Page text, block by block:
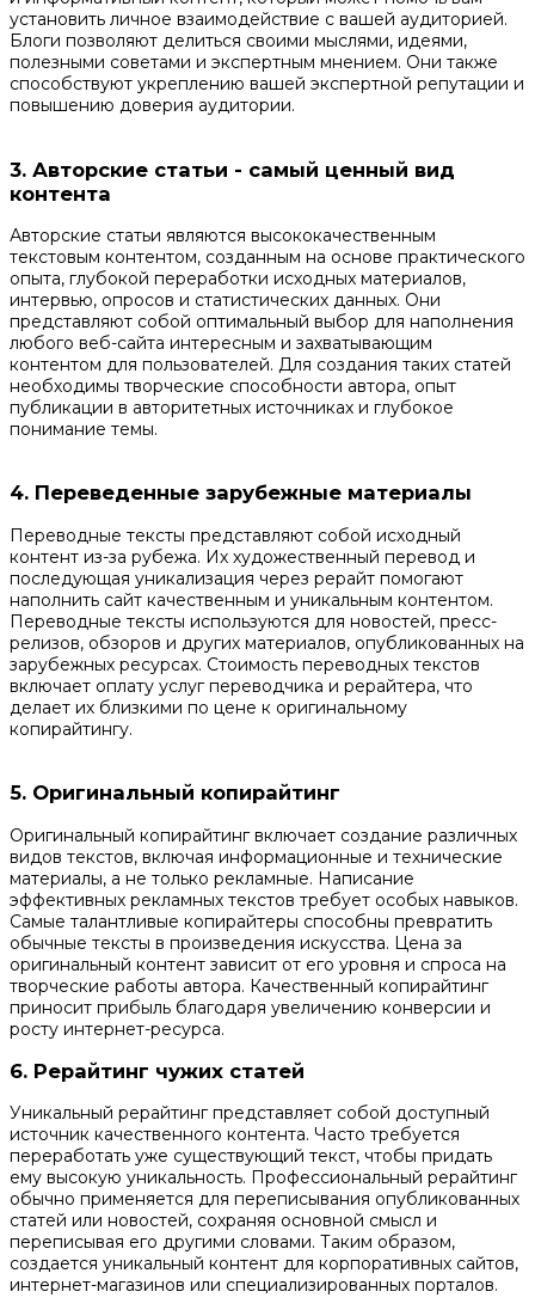
установить личное взаимодействие с вашей аудиторией.
Блоги позволяют делиться своими мыслями, идеями,
полезными советами и экспертным мнением. Они также
способствуют укреплению вашей экспертной репутации и
повышению доверия аудитории.
3. Авторские статьи - самый ценный вид
контента
Авторские статьи являются высококачественным
текстовым контентом, созданным на основе практического
опыта, глубокой переработки исходных материалов,
интервью, опросов и статистических данных. Они
представляют собой оптимальный выбор для наполнения
любого веб-сайта интересным и захватывающим
контентом для пользователей. Для создания таких статей
необходимы творческие способности автора, опыт
публикации в авторитетных источниках и глубокое
понимание темы.
4. Переведенные зарубежные материалы
Переводные тексты представляют собой исходный
контент из-за рубежа. Их художественный перевод и
последующая уникализация через рерайт помогают
наполнить сайт качественным и уникальным контентом.
Переводные тексты используются для новостей, пресс-
релизов, обзоров и других материалов, опубликованных на
зарубежных ресурсах. Стоимость переводных текстов
включает оплату услуг переводчика и рерайтера, что
делает их близкими по цене к оригинальному
копирайтингу.
5. Оригинальный копирайтинг
Оригинальный копирайтинг включает создание различных
видов текстов, включая информационные и технические
материалы, а не только рекламные. Написание
эффективных рекламных текстов требует особых навыков.
Самые талантливые копирайтеры способны превратить
обычные тексты в произведения искусства. Цена за
оригинальный контент зависит от его уровня и спроса на
творческие работы автора. Качественный копирайтинг
приносит прибыль благодаря увеличению конверсии и
росту интернет-ресурса.
6. Рерайтинг чужих статей
Уникальный рерайтинг представляет собой доступный
источник качественного контента. Часто требуется
переработать уже существующий текст, чтобы придать
ему высокую уникальность. Профессиональный рерайтинг
обычно применяется для переписывания опубликованных
статей или новостей, сохраняя основной смысл и
переписывая его другими словами. Таким образом,
создается уникальный контент для корпоративных сайтов,
интернет-магазинов или специализированных порталов.